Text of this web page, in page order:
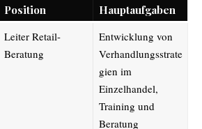
Position
Hauptaufgaben
Leiter Retail-
Beratung
Entwicklung von
Verhandlungsstrate
gien im
Einzelhandel,
Training und
Beratung